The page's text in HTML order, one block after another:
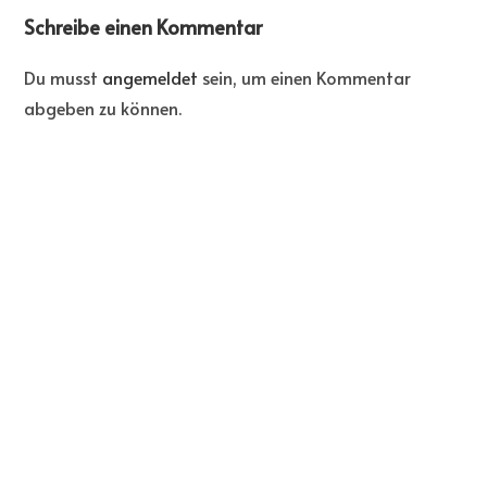
Schreibe einen Kommentar
Du musst angemeldet sein, um einen Kommentar
abgeben zu können.